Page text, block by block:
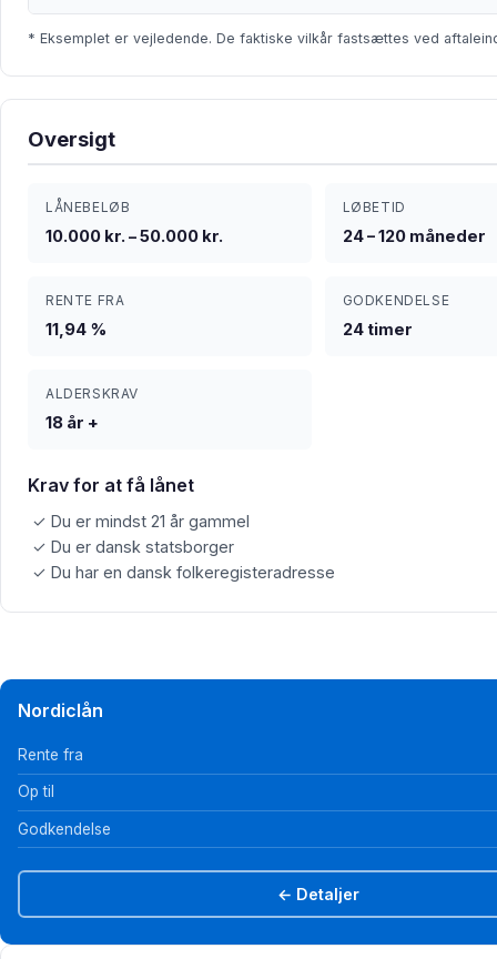
* Eksemplet er vejledende. De faktiske vilkår fastsættes ved
Oversigt
LÅNEBELØB
10.000 kr. – 50.000 kr.
LØBETID
24 – 120 måneder
RENTE FRA
11,94 %
GODKENDELSE
24 timer
ALDERSKRAV
18 år +
Krav for at få lånet
✓ Du er mindst 21 år gammel
✓ Du er dansk statsborger
✓ Du har en dansk folkeregisteradresse
Nordiclån
Rente fra
Op til
Godkendelse
← Detaljer